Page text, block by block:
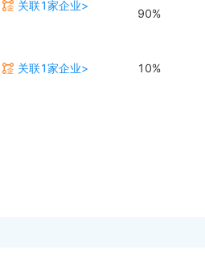
关联1家企业>
90%
关联1家企业> 10%